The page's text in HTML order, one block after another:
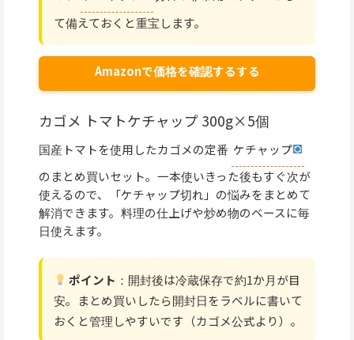
て備えておくと重宝します。
Amazonで価格を確認するする
カゴメ トマトケチャップ 300g×5個
国産トマトを使用したカゴメの定番 ケチャップ
のまとめ買いセット。一本使いきった後もすぐ次が
使えるので、「ケチャップ切れ」の悩みをまとめて
解消できます。料理の仕上げや炒め物のベースに毎
日使えます。
ポイント ：開封後は冷蔵保存で約1か月が目
安。まとめ買いしたら開封日をラベルに書いて
おくと管理しやすいです（カゴメ公式より）。